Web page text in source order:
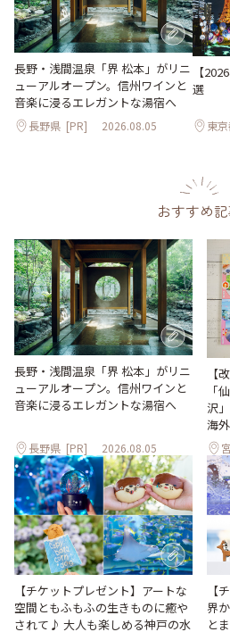
長野・浅間温泉「界 松本」がリニ
ューアルオープン。信州ワインと
音楽に浸るエレガントな湯宿へ
長野県 [PR] 2026.08.05
【
選
東
おすすめ
長野・浅間温泉「界 松本」がリニ
ューアルオープン。信州ワインと
音楽に浸るエレガントな湯宿へ
長野県 [PR] 2026.08.05
【
「
沢
海
【チケットプレゼント】アートな
空間ともふもふの生きものに癒や
されて♪ 大人も楽しめる神戸の水
【
界
と